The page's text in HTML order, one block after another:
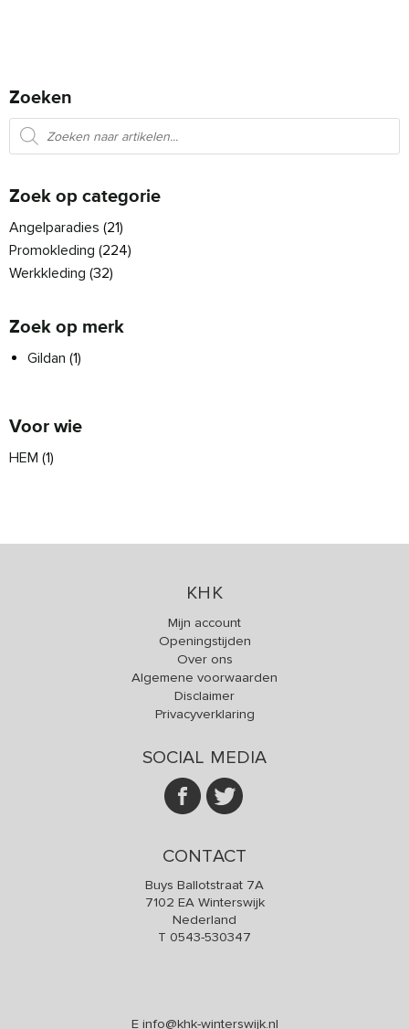
Zoeken
Producten zoeken
Zoek op categorie
Angelparadies (21)
Promokleding (224)
Werkkleding (32)
Zoek op merk
Gildan (1)
Voor wie
HEM (1)
KHK
Mijn account
Openingstijden
Over ons
Algemene voorwaarden
Disclaimer
Privacyverklaring
SOCIAL MEDIA
CONTACT
Buys Ballotstraat 7A
7102 EA Winterswijk
Nederland
T 0543-530347
E info@khk-winterswijk.nl